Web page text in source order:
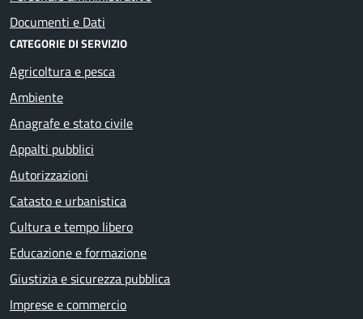
Documenti e Dati
CATEGORIE DI SERVIZIO
Agricoltura e pesca
Ambiente
Anagrafe e stato civile
Appalti pubblici
Autorizzazioni
Catasto e urbanistica
Cultura e tempo libero
Educazione e formazione
Giustizia e sicurezza pubblica
Imprese e commercio